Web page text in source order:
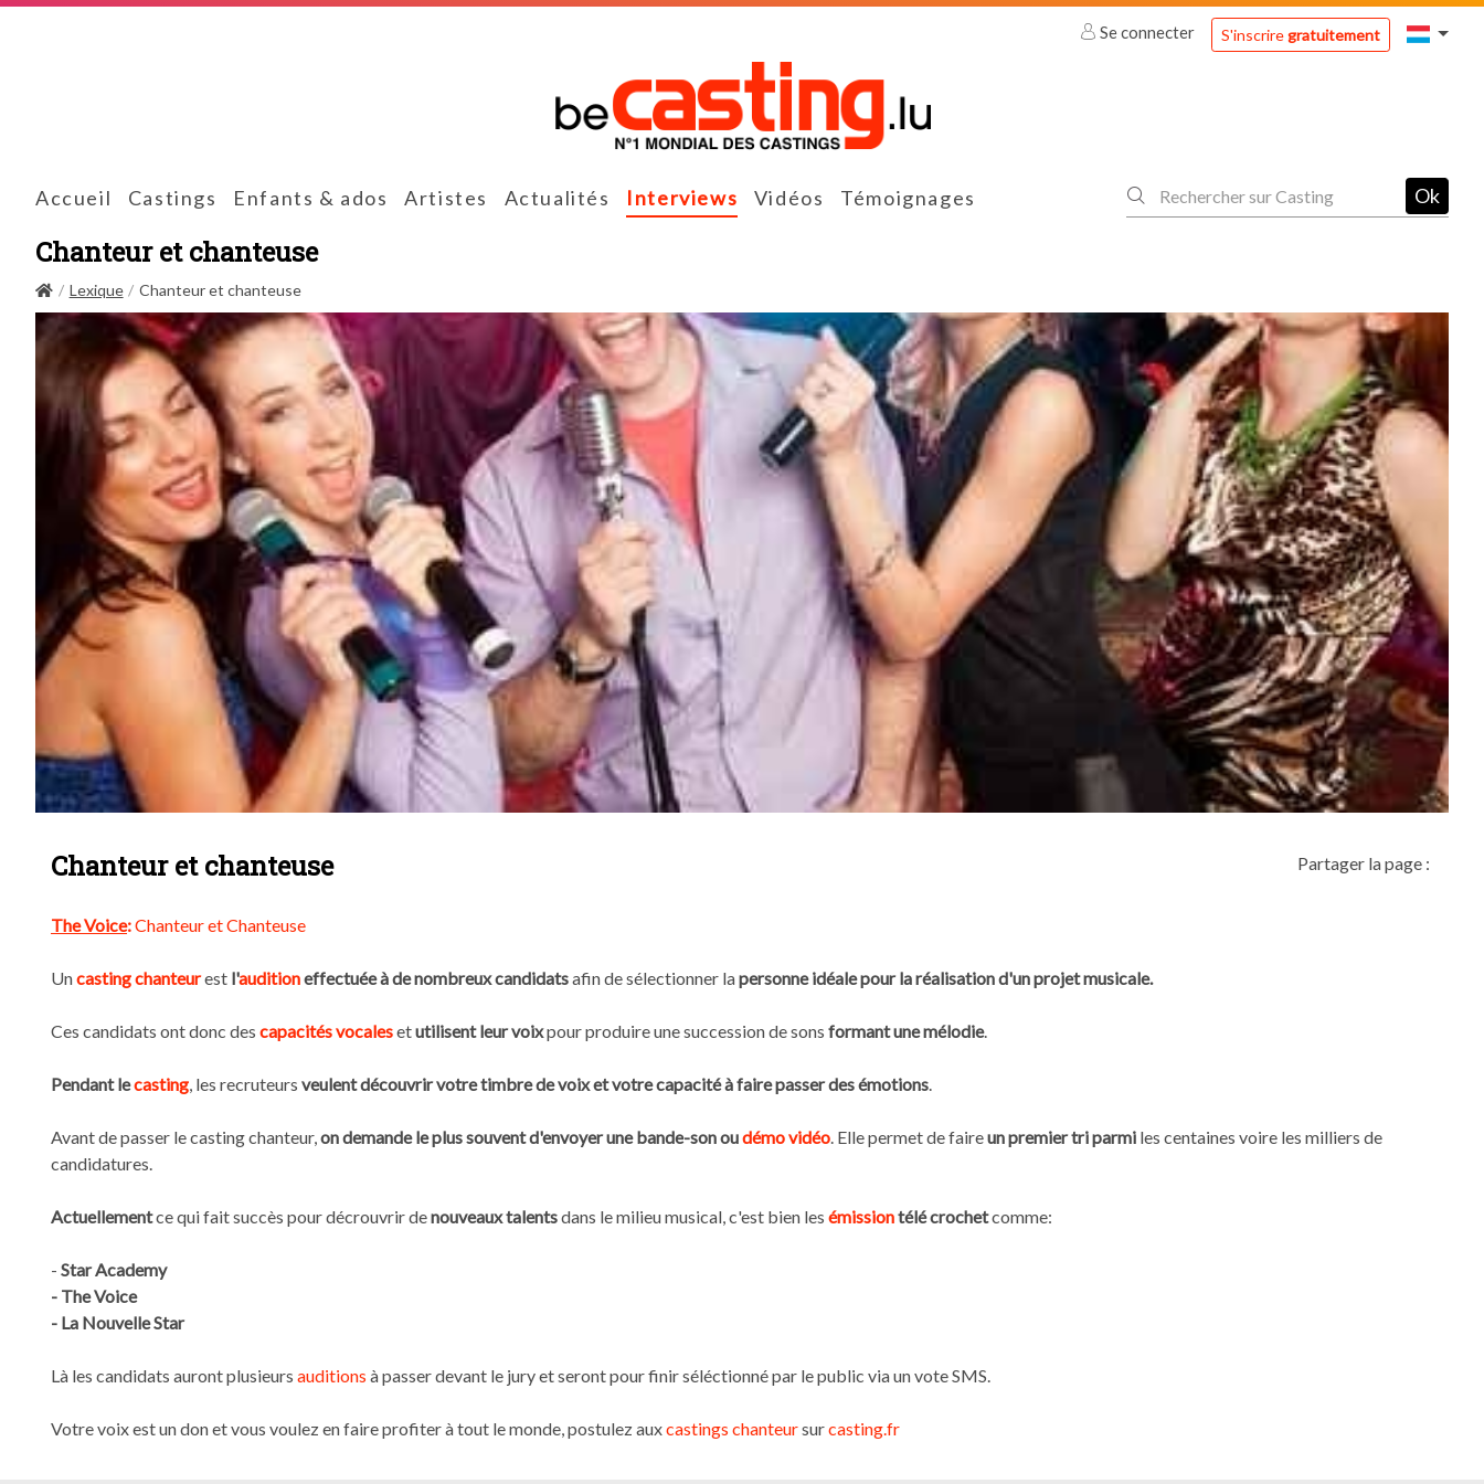
Se connecter S'inscriregratuitement
Accueil Castings Enfants & ados Artistes Actualités Interviews Vidéos Témoignages Ok
Chanteur et chanteuse
Lexique Chanteur et chanteuse
Chanteur et chanteuse Partager la page :
The Voice:ChanteuretChanteuse
Uncasting chanteurest l'auditioneffectuée à de nombreux candidatsafin de sélectionner lapersonne idéale pour la réalisation d'un projet musicale.
Ces candidats ont donc des capacités vocalesetutilisent leur voixpour produire une succession de sons formant une mélodie.
Pendant lecasting , les recruteurs veulent découvrir votre timbre de voix et votre capacité à faire passer des émotions
Avant de passer le casting chanteur, on demande le plus souvent d'envoyer une bande-son oudémo vidéo . Elle permet de faireun premier tri parmi les centaines voire les milliers de
candidatures.
Actuellementce qui fait succès pour décrouvrir denouveaux talentsdans le milieu musical, c'est bien les émissiontélé crochetcomme:
- Star Academy
- The Voice
- La Nouvelle Star
Là les candidats auront plusieurs auditions à passer devant le jury et seront pour finir séléctionné par le public via un vote SMS.
Votre voix est un don et vous voulez en faire profiter à tout le monde, postulez auxcastings chanteursurcasting.fr
la performance et la sécurité du site internet.